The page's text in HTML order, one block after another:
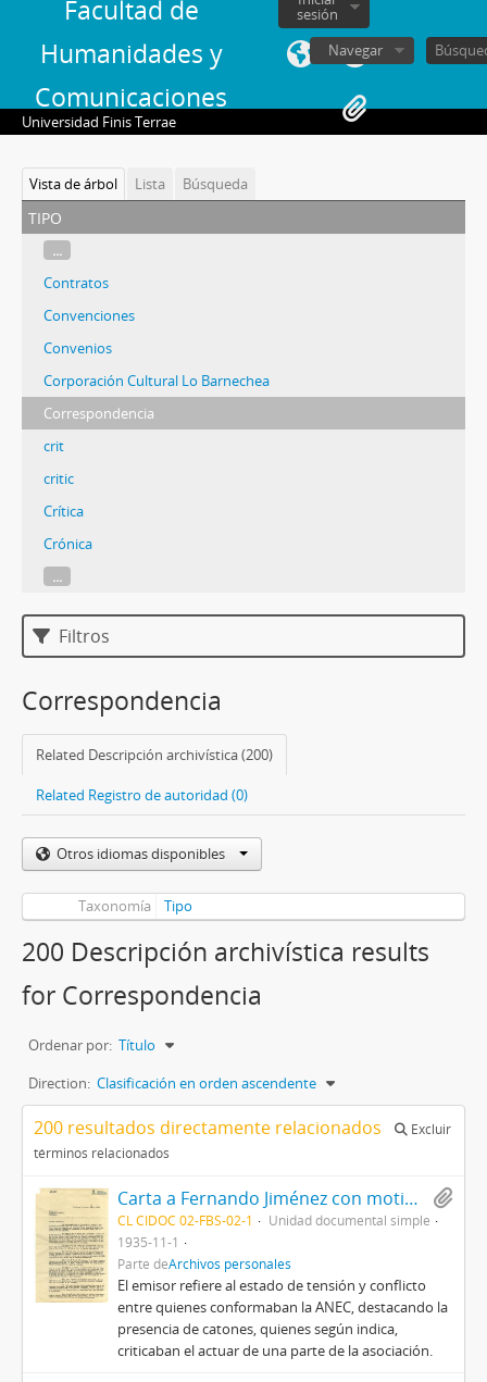
Facultad de
Humanidades y
Comunicaciones
sesión
Navegar
Universidad Finis Terrae
Vista de árbol Lista Búsqueda
tipo
...
Contratos
Convenciones
Convenios
Corporación Cultural Lo Barnechea
Correspondencia
crit
critic
Crítica
Crónica
...
Filtros
Correspondencia
Related Descripción archivística (200)
Related Registro de autoridad (0)
Otros idiomas disponibles
Taxonomía Tipo
200 Descripción archivística results
for Correspondencia
Ordenar por: Título
Direction: Clasificación en orden ascendente
200 resultados directamente relacionados
Excluir
términos relacionados
Carta a Fernando Jiménez con motivo de problematizar el estado de la ANEC
CL CIDOC 02-FBS-02-1
Unidad documental simple
1935-11-1
Parte deArchivos personales
El emisor refiere al estado de tensión y conflicto
entre quienes conformaban la ANEC, destacando la
presencia de catones, quienes según indica,
criticaban el actuar de una parte de la asociación.